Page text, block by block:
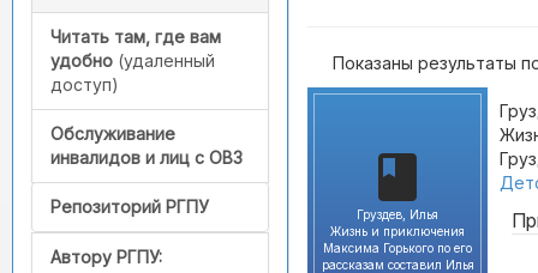
Читать там, где вам
удобно (удаленный
доступ)
Обслуживание
инвалидов и лиц с ОВЗ
Репозиторий РГПУ
Автору РГПУ:
Показаны результаты
Груздев, Илья
Жизнь и приключения
Максима Горького по его
рассказам составил Илья